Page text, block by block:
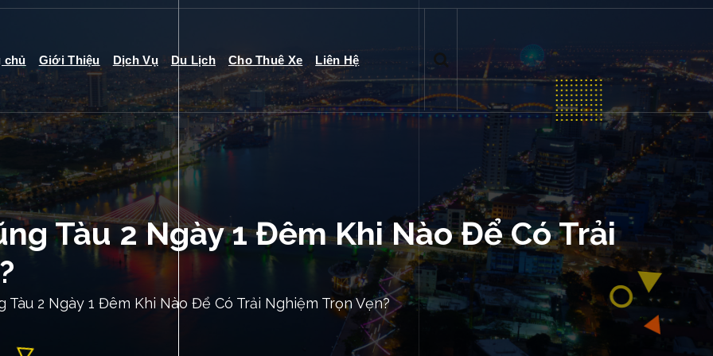
chủ Giới Thiệu Dịch Vụ Du Lịch Cho Thuê Xe Liên Hệ
Tàu 2 Ngày 1 Đêm Khi Nào Để Có Trải
Tàu 2 Ngày 1 Đêm Khi Nào Để Có Trải Nghiệm Trọn Vẹn?